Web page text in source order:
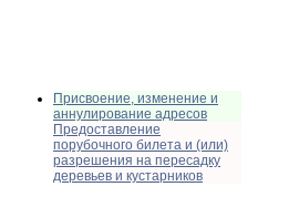
Присвоение, изменение и
аннулирование адресов
Предоставление
порубочного билета и (или)
разрешения на пересадку
деревьев и кустарников